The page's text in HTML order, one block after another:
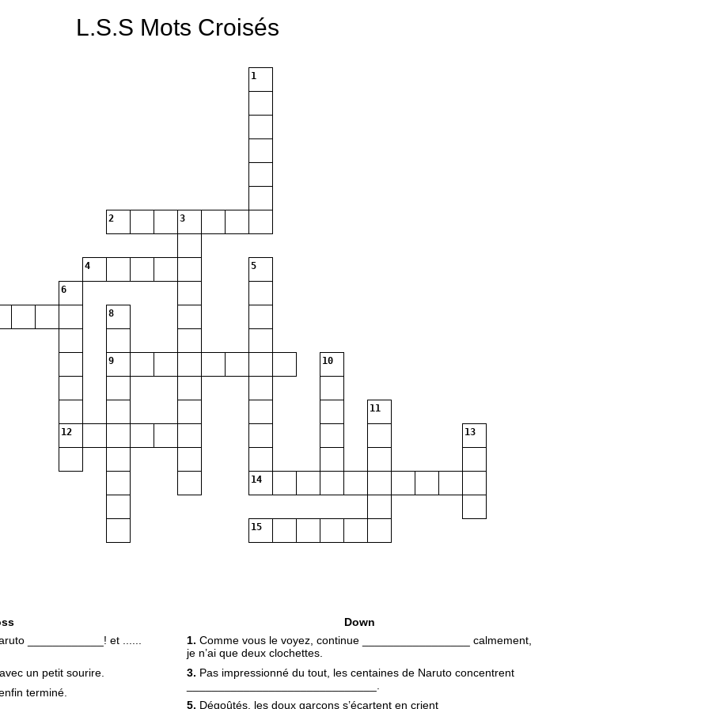
L.S.S Mots Croisés
1
2 3
4 5
6
8
9 10
11
12 13
14
15
____________! et ......
un petit sourire.
terminé.
Down
1. Comme vous le voyez, continue _________________ calmement,
je n’ai que deux clochettes.
3. Pas impressionné du tout, les centaines de Naruto concentrent
5. Dégoûtés, les doux garçons s’écartent en crient